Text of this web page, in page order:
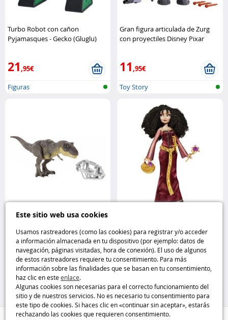
Este sitio web usa cookies
Usamos rastreadores (como las cookies) para registrar y/o acceder
a información almacenada en tu dispositivo (por ejemplo: datos de
navegación, páginas visitadas, hora de conexión). El uso de algunos
de estos rastreadores requiere tu consentimiento. Para más
información sobre las finalidades que se basan en tu consentimiento,
haz clic en esteenlace.
Algunas cookies son necesarias para el correcto funcionamiento del
sitio y de nuestros servicios. No es necesario tu consentimiento para
este tipo de cookies. Si haces clic en «continuar sin aceptar», estarás
rechazando las cookies que requieren consentimiento.
Turbo Robot con cañon
Pyjamasques - Gecko (Gluglu)
21,95€
Figuras
Gran figura articulada de Zurg
con proyectiles Disney Pixar
11,95€
Toy Story
Mattel
39,95€
Figuras
colección Disney Villanas Disney
14,95€